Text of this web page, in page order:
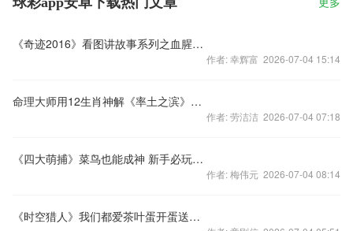
更多
《奇迹2016》看图讲故事系列之血腥峡谷
作者: 幸辉富 2026-07-04 15:14
命理大师用12生肖神解《率土之滨》选州运势
作者: 劳洁洁 2026-07-04 07:18
《四大萌捕》菜鸟也能成神 新手必玩捕快攻略
作者: 梅伟元 2026-07-04 08:14
《时空猎人》我们都爱茶叶蛋开蛋送手机送话费